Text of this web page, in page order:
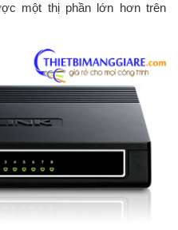
một thị phần lớn hơn trên